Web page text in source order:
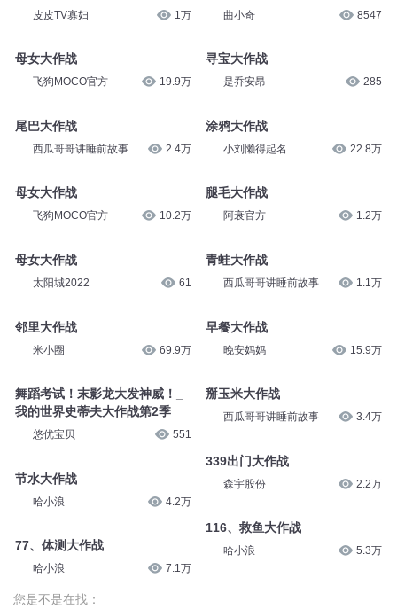
皮皮TV寡妇 1万
母女大作战
飞狗MOCO官方 19.9万
尾巴大作战
西瓜哥哥讲睡前故事 2.4万
母女大作战
飞狗MOCO官方 10.2万
母女大作战
太阳城2022 61
邻里大作战
米小圈 69.9万
舞蹈考试！末影龙大发神威！_
我的世界史蒂夫大作战第2季
悠优宝贝 551
节水大作战
哈小浪 4.2万
77、体测大作战
哈小浪 7.1万
曲小奇 8547
寻宝大作战
是乔安昂 285
涂鸦大作战
小刘懒得起名 22.8万
腿毛大作战
阿衰官方 1.2万
青蛙大作战
西瓜哥哥讲睡前故事 1.1万
早餐大作战
晚安妈妈 15.9万
掰玉米大作战
西瓜哥哥讲睡前故事 3.4万
339出门大作战
森宇股份 2.2万
116、救鱼大作战
哈小浪 5.3万
您是不是在找：